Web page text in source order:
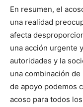
En resumen, el
una realidad
afecta
una acción urgente
autoridades y la
una combinación
de apoyo podemos
acoso para todos